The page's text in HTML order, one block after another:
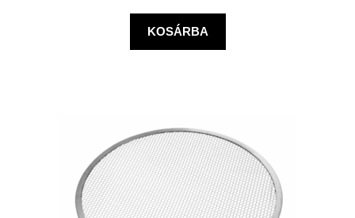
KOSÁRBA